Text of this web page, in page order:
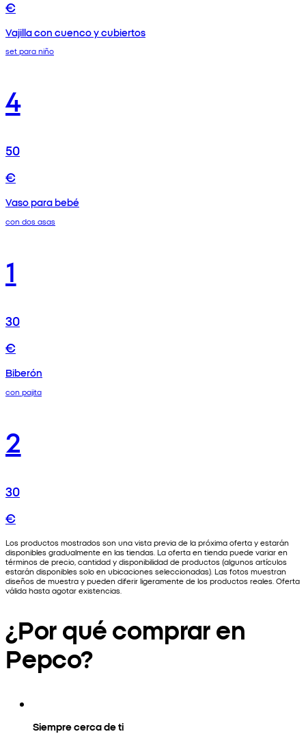
€
Vajilla con cuenco y cubiertos
set para niño
4
50
€
Vaso para bebé
con dos asas
1
30
€
Biberón
con pajita
2
30
€
Los productos mostrados son una vista previa de la próxima oferta y estarán
disponibles gradualmente en las tiendas. La oferta en tienda puede variar en
términos de precio, cantidad y disponibilidad de productos (algunos artículos
estarán disponibles solo en ubicaciones seleccionadas). Las fotos muestran
diseños de muestra y pueden diferir ligeramente de los productos reales. Oferta
válida hasta agotar existencias.
¿Por qué comprar en
Pepco?
Siempre cerca de ti